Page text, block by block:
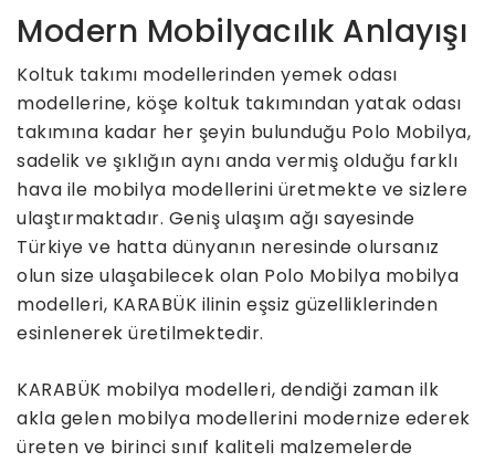
Modern Mobilyacılık Anlayışı
Koltuk takımı modellerinden yemek odası
modellerine, köşe koltuk takımından yatak odası
takımına kadar her şeyin bulunduğu Polo Mobilya,
sadelik ve şıklığın aynı anda vermiş olduğu farklı
hava ile mobilya modellerini üretmekte ve sizlere
ulaştırmaktadır. Geniş ulaşım ağı sayesinde
Türkiye ve hatta dünyanın neresinde olursanız
olun size ulaşabilecek olan Polo Mobilya mobilya
modelleri, KARABÜK ilinin eşsiz güzelliklerinden
esinlenerek üretilmektedir.
KARABÜK mobilya modelleri, dendiği zaman ilk
akla gelen mobilya modellerini modernize ederek
üreten ve birinci sınıf kaliteli malzemelerde